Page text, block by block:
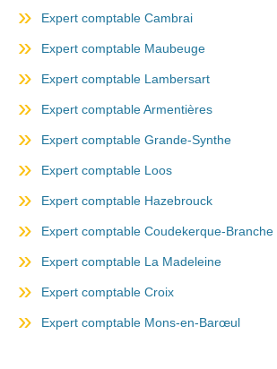
Expert comptable Cambrai
Expert comptable Maubeuge
Expert comptable Lambersart
Expert comptable Armentières
Expert comptable Grande-Synthe
Expert comptable Loos
Expert comptable Hazebrouck
Expert comptable Coudekerque-Branche
Expert comptable La Madeleine
Expert comptable Croix
Expert comptable Mons-en-Barœul